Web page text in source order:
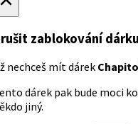
zablokování dárku
nechceš mít dárek
dárek pak bude moci
jiný.